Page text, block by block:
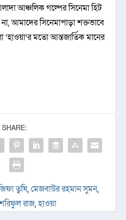
আঞ্চলিক গল্পের সিনেমা হিট
আমাদের সিনেমাপাড়া শক্তভাবে
মতো আন্তজার্তিক মানের
SHARE:
তুষি,মেজবাউর রহমান সুমন,
রাজ,হাওয়া